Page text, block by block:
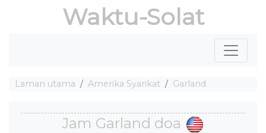
Waktu-Solat
Laman utama Amerika Syarikat Garland
Jam Garland doa